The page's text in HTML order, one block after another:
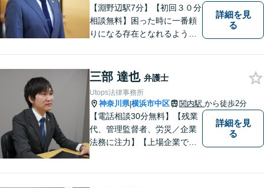
【淵野辺駅7分】【初回３０分
相談無料】困った時に一番頼
りになる存在となれるよう、
お電話の際に『ココナラ経由
で八幡弁護士に相談希望』と
お伝え下さい。
詳細を見
る
三部 達也 弁護士
Utops法律事務所
神奈川県|横浜市中区 関内駅 から徒歩2分
【電話相談30分無料】【残業
代、管理監督者、労災／企業
法務に注力】【上場企業で社
詳細を見
る